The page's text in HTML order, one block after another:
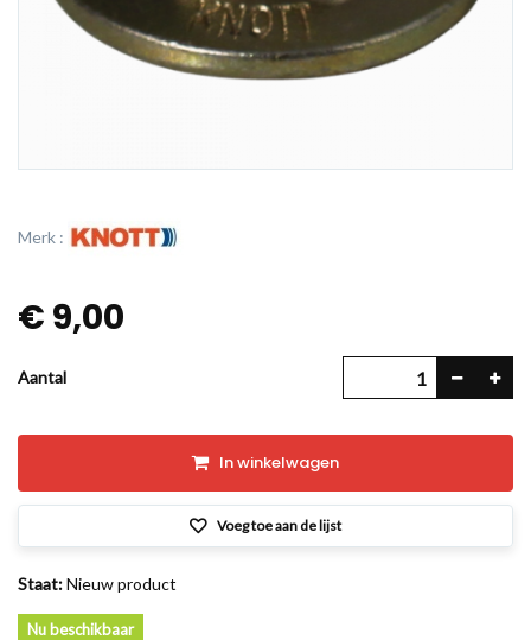
Merk :
€ 9,00
Aantal
In winkelwagen
Voeg toe aan de lijst
Staat:Nieuw product
Nu beschikbaar